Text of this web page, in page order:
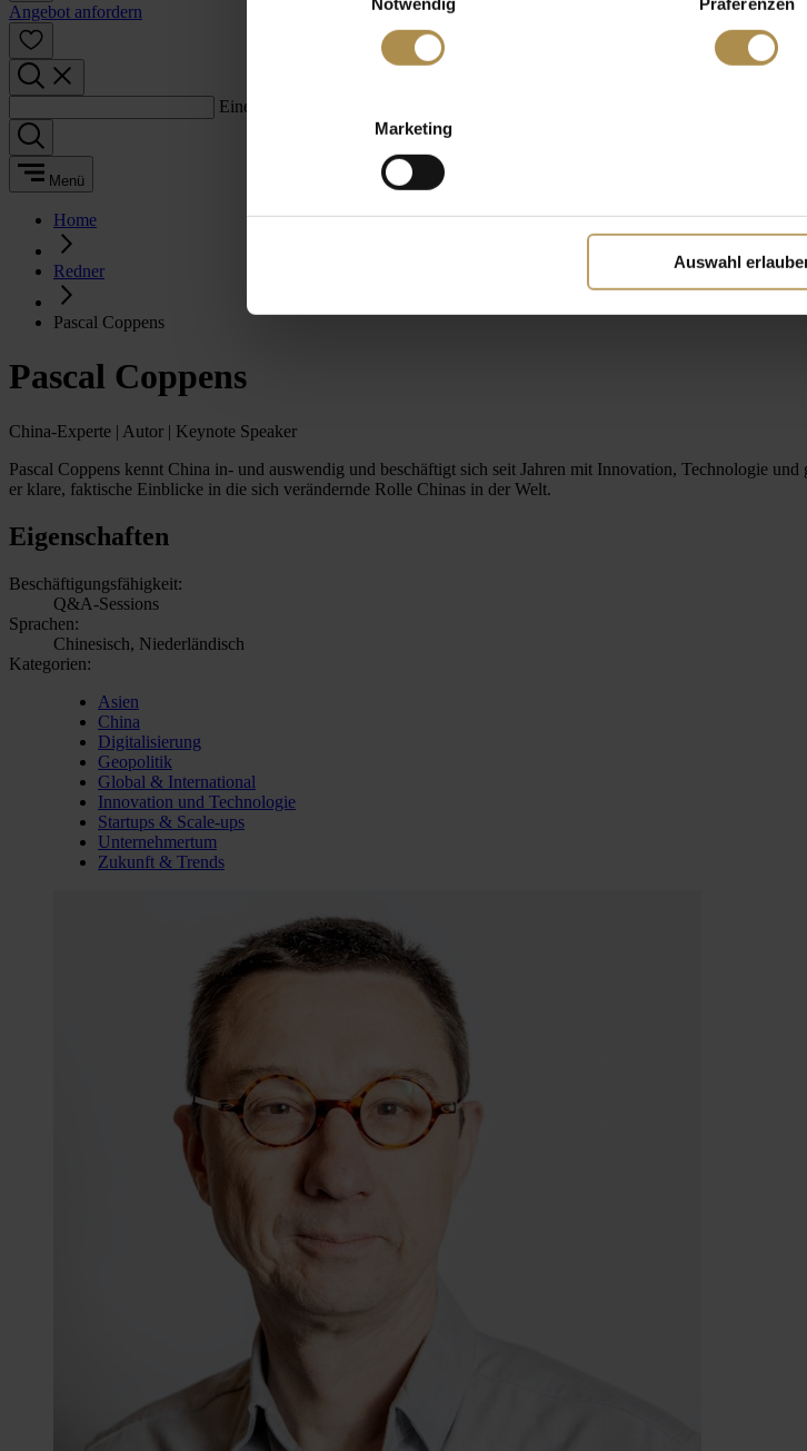
Marketing
Auswahl
Angebot anfordern
Einen Suchbegriff eingeben:
Menü
Home
Redner
Pascal Coppens
Pascal Coppens
China-Experte | Autor | Keynote Speaker
Pascal Coppens kennt China in- und auswendig und beschäftigt sich seit Jahren mit Innovation, Technologie
er klare, faktische Einblicke in die sich verändernde Rolle Chinas in der Welt.
Eigenschaften
Beschäftigungsfähigkeit:
Q&A-Sessions
Sprachen:
Chinesisch, Niederländisch
Kategorien:
Asien
China
Digitalisierung
Geopolitik
Global & International
Innovation und Technologie
Startups & Scale-ups
Unternehmertum
Zukunft & Trends